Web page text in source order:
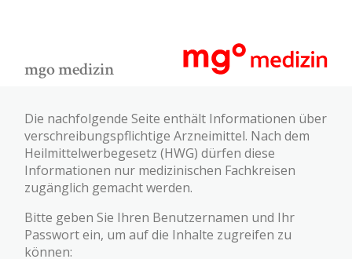
mgo medizin
Die nachfolgende Seite enthält Informationen über
verschreibungspflichtige Arzneimittel. Nach dem
Heilmittelwerbegesetz (HWG) dürfen diese
Informationen nur medizinischen Fachkreisen
zugänglich gemacht werden.
Bitte geben Sie Ihren Benutzernamen und Ihr
Passwort ein, um auf die Inhalte zugreifen zu
können: